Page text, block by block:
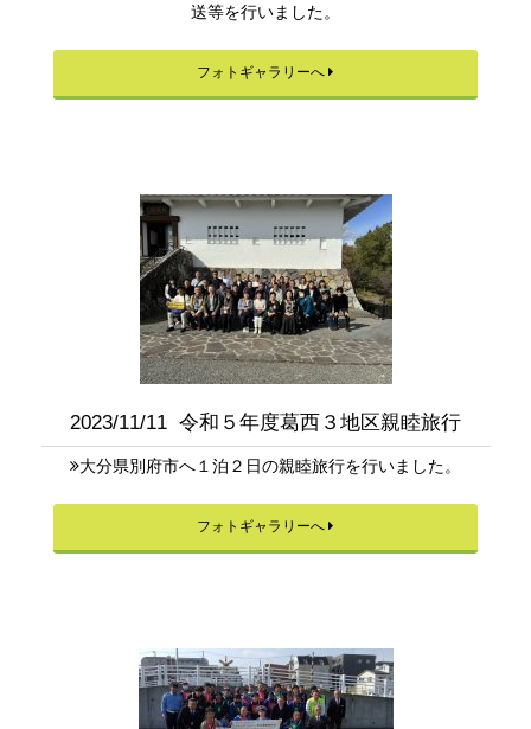
送等を行いました。
フォトギャラリーへ
2023/11/11 令和５年度葛西３地区親睦旅行
大分県別府市へ１泊２日の親睦旅行を行いました。
フォトギャラリーへ